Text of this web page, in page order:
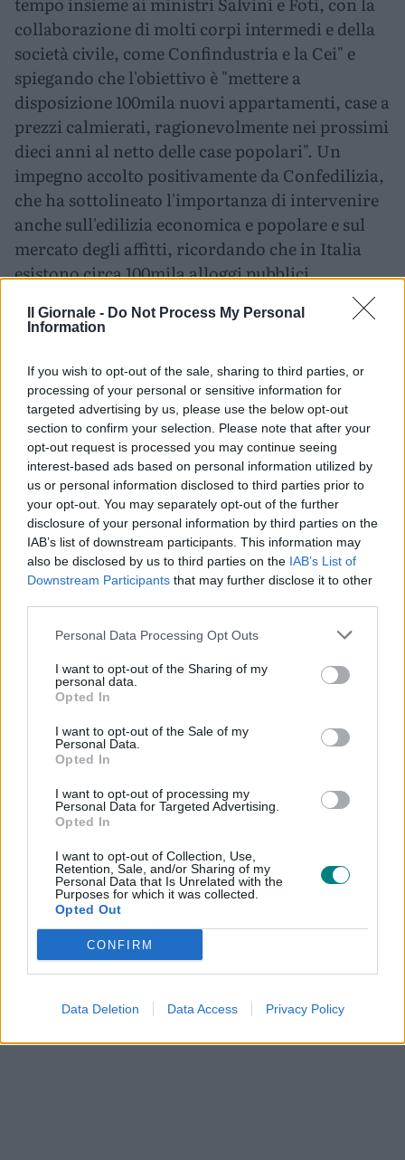
Il Giornale - Do Not Process My Personal
Information
If you wish to opt-out of the sale, sharing to third parties, or
processing of your personal or sensitive information for
targeted advertising by us, please use the below opt-out
section to confirm your selection. Please note that after your
opt-out request is processed you may continue seeing
interest-based ads based on personal information utilized by
us or personal information disclosed to third parties prior to
your opt-out. You may separately opt-out of the further
disclosure of your personal information by third parties on the
IAB’s list of downstream participants. This information may
also be disclosed by us to third parties on the IAB’s List of
Downstream Participants that may further disclose it to other
Personal Data Processing Opt Outs
I want to opt-out of the Sharing of my
personal data.
Opted In
I want to opt-out of the Sale of my
Personal Data.
Opted In
I want to opt-out of processing my
Personal Data for Targeted Advertising.
Opted In
I want to opt-out of Collection, Use,
Retention, Sale, and/or Sharing of my
Personal Data that Is Unrelated with the
Purposes for which it was collected.
Opted Out
CONFIRM
Data Deletion Data Access Privacy Policy
collaborazione di molti corpi intermedi e della
società civile, come Confindustria e la Cei" e
spiegando che l'obiettivo è "mettere a
disposizione 100mila nuovi appartamenti, case a
prezzi calmierati, ragionevolmente nei prossimi
dieci anni al netto delle case popolari". Un
impegno accolto positivamente da Confedilizia,
che ha sottolineato l'importanza di intervenire
anche sull'edilizia economica e popolare e sul
mercato degli affitti, ricordando che in Italia
esistono circa 100mila alloggi pubblici
potenzialmente utilizzabili ma oggi vuoti perché
bisognosi di manutenzione o occupati
incentivi fiscali e una normativa per accelerare
gli sfratti, in grado di aumentare l'offerta e
calmierare i canoni.
Sul fronte del lavoro e delle relazioni
industriali, Meloni ha ribadito la disponibilità
ad aprire un patto sociale, affermando di essere
"assolutamente pronta e disponibile a discutere
di un patto sociale per affrontare le grandi
questioni di fronte alle grandi trasformazioni
del nostro tempo" per affrontare le "grandi
trasformazioni che arriveranno". Un'apertura
dispiacciono a Confindustria e che possono
definitivamente mettere in un angolo la Cgil se
continuerà ottusamente a non dialogare con le
sue controparti.
Capitolo Mps, con la conferma che il governo
non esclude la cessione del residuo 4,9 per cento.
rivendicando però il lavoro fatto dall'esecutivo
che ha portato a una forte rivalutazione del
titolo e al rientro di circa 2,5 miliardi nelle casse
dello Stato, e ribadendo che un eventuale terzo
polo bancario "sarebbe utile ma non nelle